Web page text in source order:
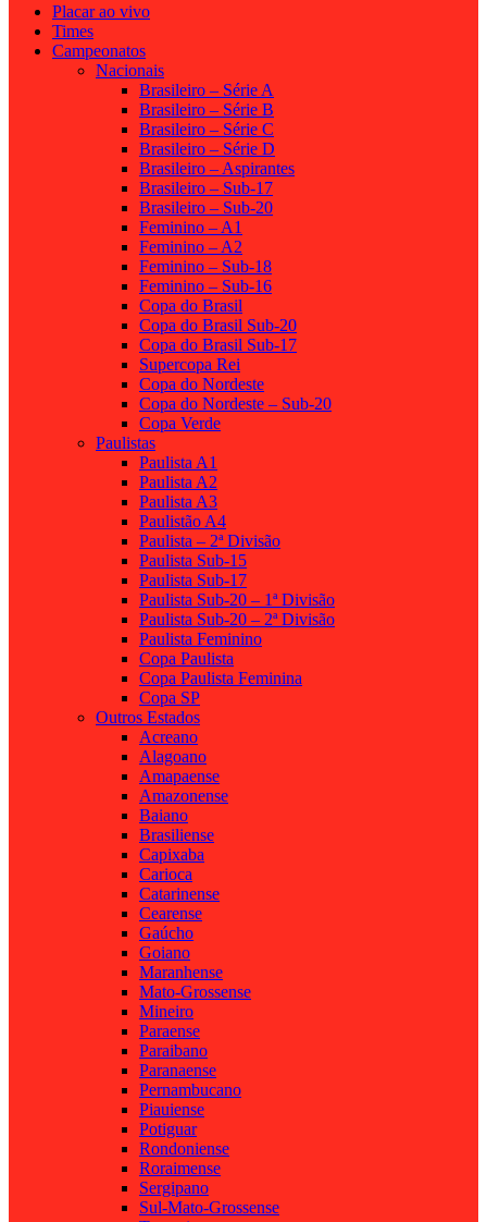
Placar ao vivo
Times
Campeonatos
Nacionais
Brasileiro – Série A
Brasileiro – Série B
Brasileiro – Série C
Brasileiro – Série D
Brasileiro – Aspirantes
Brasileiro – Sub-17
Brasileiro – Sub-20
Feminino – A1
Feminino – A2
Feminino – Sub-18
Feminino – Sub-16
Copa do Brasil
Copa do Brasil Sub-20
Copa do Brasil Sub-17
Supercopa Rei
Copa do Nordeste
Copa do Nordeste – Sub-20
Copa Verde
Paulistas
Paulista A1
Paulista A2
Paulista A3
Paulistão A4
Paulista – 2ª Divisão
Paulista Sub-15
Paulista Sub-17
Paulista Sub-20 – 1ª Divisão
Paulista Sub-20 – 2ª Divisão
Paulista Feminino
Copa Paulista
Copa Paulista Feminina
Copa SP
Outros Estados
Acreano
Alagoano
Amapaense
Amazonense
Baiano
Brasiliense
Capixaba
Carioca
Catarinense
Cearense
Gaúcho
Goiano
Maranhense
Mato-Grossense
Mineiro
Paraense
Paraibano
Paranaense
Pernambucano
Piauiense
Potiguar
Rondoniense
Roraimense
Sergipano
Sul-Mato-Grossense